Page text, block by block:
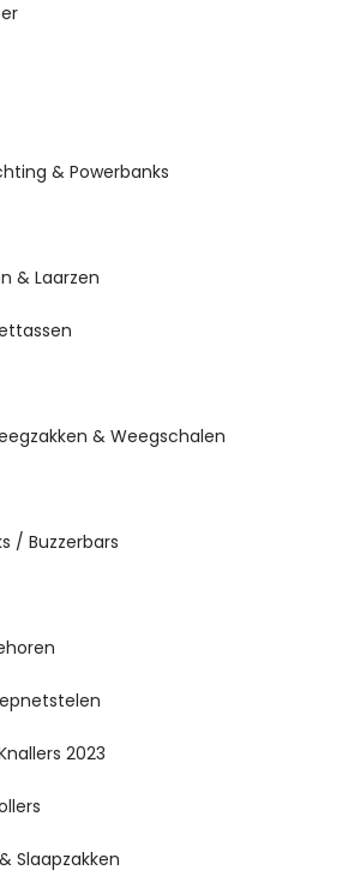
& Powerbanks
& Laarzen
& Weegschalen
/ Buzzerbars
2023
Slaapzakken